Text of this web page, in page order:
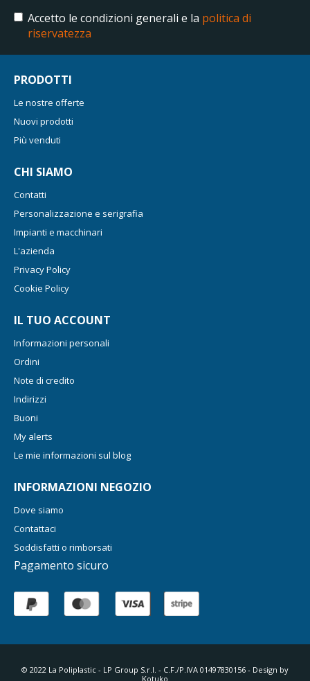
Accetto le condizioni generali e la politica di
riservatezza
PRODOTTI
Le nostre offerte
Nuovi prodotti
Più venduti
CHI SIAMO
Contatti
Personalizzazione e serigrafia
Impianti e macchinari
L'azienda
Privacy Policy
Cookie Policy
IL TUO ACCOUNT
Informazioni personali
Ordini
Note di credito
Indirizzi
Buoni
My alerts
Le mie informazioni sul blog
INFORMAZIONI NEGOZIO
Dove siamo
Contattaci
Soddisfatti o rimborsati
Pagamento sicuro
© 2022 La Poliplastic - LP Group S.r.l. - C.F./P.IVA 01497830156 - Design by
Kotuko